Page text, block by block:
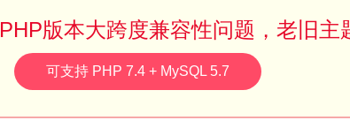
版本大跨度兼容性问题，老旧主
可支持 PHP 7.4 + MySQL 5.7